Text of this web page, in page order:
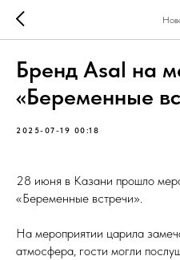
Бренд Asal на
«Беременные
2025-07-19 00:18
28 июня в Казани прошло
«Беременные встречи».
На мероприятии царила
атмосфера, гости могли